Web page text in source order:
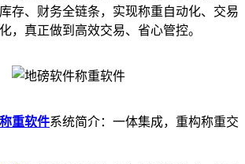
存、财务全链条，实现称重自动化、交易
，真正做到高效交易、省心管控。
称重软件系统简介：一体集成，重构称重交